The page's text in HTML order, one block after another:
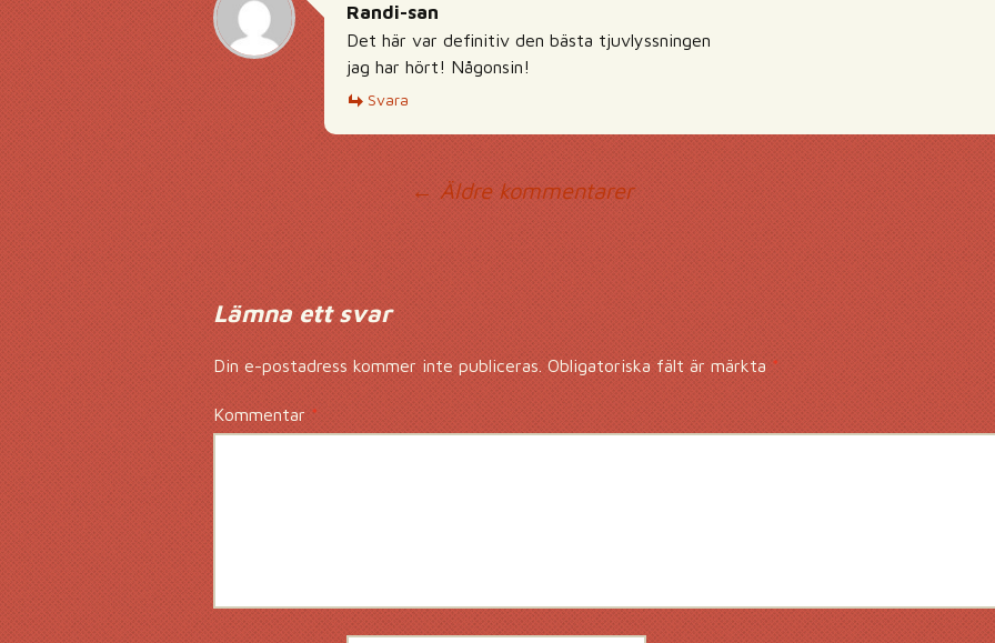
Randi-san
Det här var definitiv den bästa tjuvlyssningen
jag har hört! Någonsin!
Svara
← Äldre kommentarer
Lämna ett svar
Din e-postadress kommer inte publiceras. Obligatoriska fält är märkta*
Kommentar*